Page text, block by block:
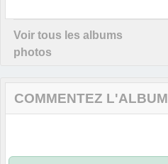
Voir tous les albums
photos
COMMENTEZ L'ALBUM